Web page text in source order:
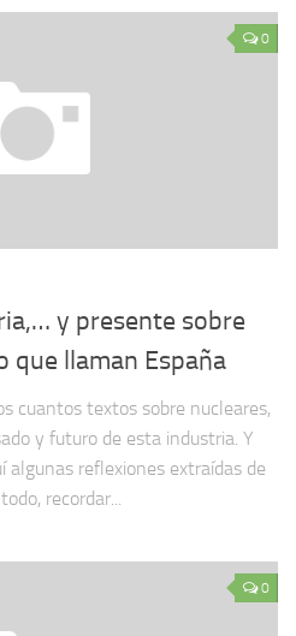
0
y presente sobre
que llaman España
cuantos textos sobre nucleares,
y futuro de esta industria. Y
algunas reflexiones extraídas de
recordar...
0